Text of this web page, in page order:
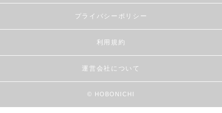
プライバシーポリシー
利用規約
運営会社について
© HOBONICHI